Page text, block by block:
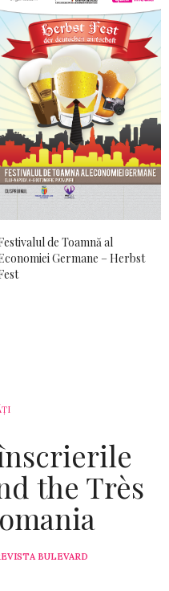
de Toamnă al
Germane – Herbst
the Très
BULEVARD